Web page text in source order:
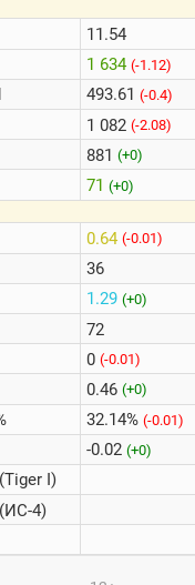
I)
4)
11.54
1 634 (-1.12)
493.61 (-0.4)
1 082 (-2.08)
881 (+0)
71 (+0)
0.64 (-0.01)
36
1.29 (+0)
72
0 (-0.01)
0.46 (+0)
32.14% (-0.01)
-0.02 (+0)